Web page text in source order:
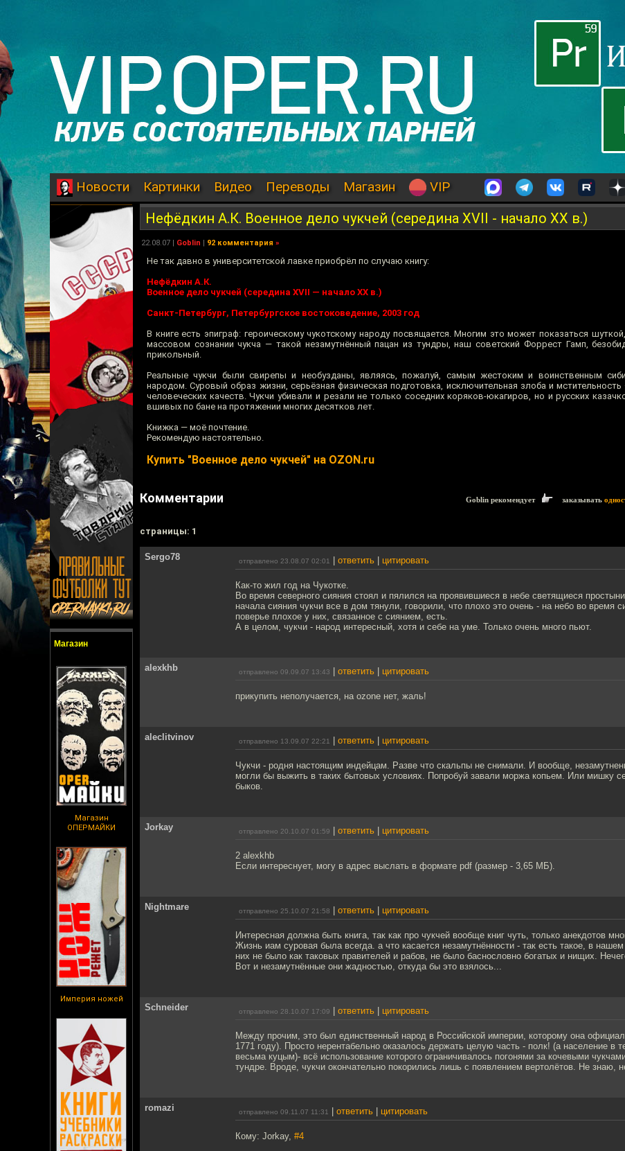
Новости Картинки Видео Переводы Магазин VIP
Магазин
Магазин
ОПЕРМАЙКИ
Империя ножей
Нефёдкин А.К. Военное дело чукчей (середина XVII - начало XX в.)
22.08.07 | Goblin | 92 комментария »
Не так давно в университетской лавке приобрёл по случаю книгу:
Нефёдкин А.К.
Военное дело чукчей (середина XVII — начало XX в.)
Санкт-Петербург, Петербургское востоковедение, 2003 год
В книге есть эпиграф: героическому чукотскому народу посвящается. Многим это может показаться
массовом сознании чукча — такой незамутнённый пацан из тундры, наш советский Форрест Гамп,
прикольный.
Реальные чукчи были свирепы и необузданы, являясь, пожалуй, самым жестоким и воинственным
народом. Суровый образ жизни, серьёзная физическая подготовка, исключительная злоба и
человеческих качеств. Чукчи убивали и резали не только соседних коряков-юкагиров, но и русских
вшивых по бане на протяжении многих десятков лет.
Книжка — моё почтение.
Рекомендую настоятельно.
Купить "Военное дело чукчей" на OZON.ru
Комментарии Goblin рекомендует заказывать
cтраницы: 1
Sergo78 отправлено 23.08.07 02:01 ответить цитировать
Как-то жил год на Чукотке.
Во время северного сияния стоял и пялился на проявившиеся в небе светящиеся
начала сияния чукчи все в дом тянули, говорили, что плохо это очень - на небо во время
поверье плохое у них, связанное с сиянием, есть.
А в целом, чукчи - народ интересный, хотя и себе на уме. Только очень много пьют.
alexkhb отправлено 09.09.07 13:43 ответить цитировать
прикупить неполучается, на ozone нет, жаль!
aleclitvinov отправлено 13.09.07 22:21 ответить цитировать
Чукчи - родня настоящим индейцам. Разве что скальпы не снимали. И вообще,
могли бы выжить в таких бытовых условиях. Попробуй завали моржа копьем. Или мишку
быков.
Jorkay отправлено 20.10.07 01:59 ответить цитировать
2 alexkhb
Если интереснует, могу в адрес выслать в формате pdf (размер - 3,65 МБ).
Nightmare отправлено 25.10.07 21:58 ответить цитировать
Интересная должна быть книга, так как про чукчей вообще книг чуть, только анекдотов
Жизнь иам суровая была всегда. а что касается незамутнённости - так есть такое, в
них не было как таковых правителей и рабов, не было баснословно богатых и нищих.
Вот и незамутнённые они жадностью, откуда бы это взялось...
Schneider отправлено 28.10.07 17:09 ответить цитировать
Между прочим, это был единственный народ в Российской империи, которому она
1771 году). Просто нерентабельно оказалось держать целую часть - полк! (а население в
весьма куцым)- всё использование которого ограничивалось погонями за кочевыми
тундре. Вроде, чукчи окончательно покорились лишь с появлением вертолётов. Не знаю,
romazi отправлено 09.11.07 11:31 ответить цитировать
Кому: Jorkay, #4